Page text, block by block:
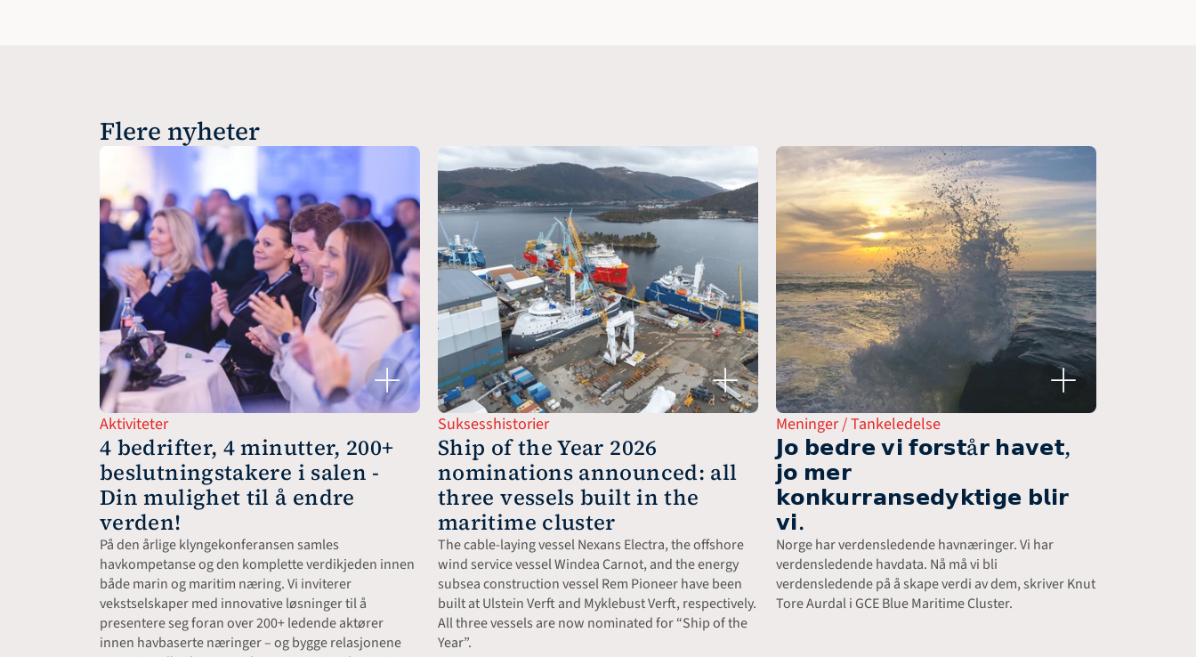
Flere nyheter
Aktiviteter
4 bedrifter, 4 minutter, 200+
beslutningstakere i salen -
Din mulighet til å endre
verden!
På den årlige klyngekonferansen samles
havkompetanse og den komplette verdikjeden innen
både marin og maritim næring. Vi inviterer
vekstselskaper med innovative løsninger til å
presentere seg foran over 200+ ledende aktører
innen havbaserte næringer – og bygge relasjonene
Suksesshistorier
Ship of the Year 2026
nominations announced: all
three vessels built in the
maritime cluster
The cable-laying vessel Nexans Electra, the offshore
wind service vessel Windea Carnot, and the energy
subsea construction vessel Rem Pioneer have been
built at Ulstein Verft and Myklebust Verft, respectively.
All three vessels are now nominated for “Ship of the
Year”.
Meninger / Tankeledelse
𝗝𝗼 𝗯𝗲𝗱𝗿𝗲 𝘃𝗶 𝗳𝗼𝗿𝘀𝘁å𝗿 𝗵𝗮𝘃𝗲𝘁,
𝗷𝗼 𝗺𝗲𝗿
𝗸𝗼𝗻𝗸𝘂𝗿𝗿𝗮𝗻𝘀𝗲𝗱𝘆𝗸𝘁𝗶𝗴𝗲 𝗯𝗹𝗶𝗿
𝘃𝗶.
Norge har verdensledende havnæringer. Vi har
verdensledende havdata. Nå må vi bli
verdensledende på å skape verdi av dem, skriver Knut
Tore Aurdal i GCE Blue Maritime Cluster.